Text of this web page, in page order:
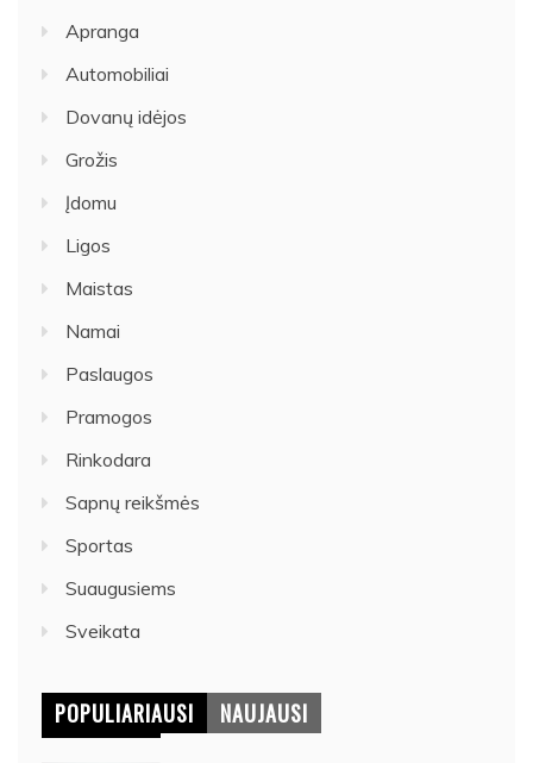
Apranga
Automobiliai
Dovanų idėjos
Grožis
Įdomu
Ligos
Maistas
Namai
Paslaugos
Pramogos
Rinkodara
Sapnų reikšmės
Sportas
Suaugusiems
Sveikata
POPULIARIAUSI NAUJAUSI